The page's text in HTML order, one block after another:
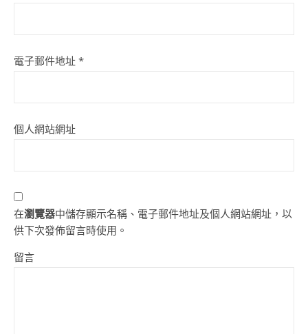
電子郵件地址 *
個人網站網址
在瀏覽器中儲存顯示名稱、電子郵件地址及個人網站網址，以
供下次發佈留言時使用。
留言